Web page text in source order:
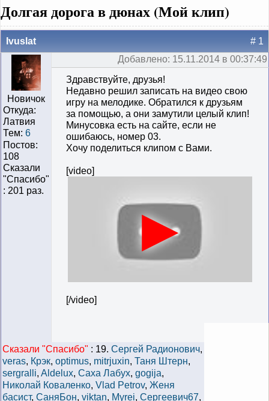
Долгая дорога в дюнах (Мой клип)
Ivuslat # 1
Новичок
Откуда:
Латвия
Тем: 6
Постов:
108
Сказали
"Cпасибо"
: 201 раз.
Добавлено: 15.11.2014 в 00:37:49
Здравствуйте, друзья!
Недавно решил записать на видео свою
игру на мелодике. Обратился к друзьям
за помощью, а они замутили целый клип!
Минусовка есть на сайте, если не
ошибаюсь, номер 03.
Хочу поделиться клипом с Вами.
[video]
[/video]
Сказали "Cпасибо" : 19. Сергей Радионович,
veras, Крэк, optimus, mitrjuxin, Таня Штерн,
sergralli, Aldelux, Саха Лабух, gogija,
Николай Коваленко, Vlad Petrov, Женя
басист, СаняБон, viktan, Myrei, Сергеевич67,